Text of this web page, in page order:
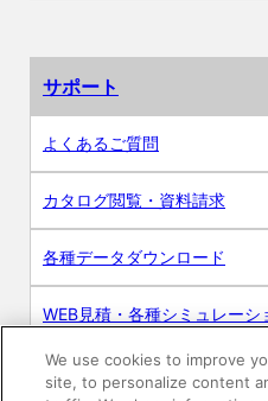
サポート
よくあるご質問
カタログ閲覧・資料請求
各種データダウンロード
WEB見積・各種シミュレーシ
交換用部品の購入
We use cookies to improve
site, to personalize content